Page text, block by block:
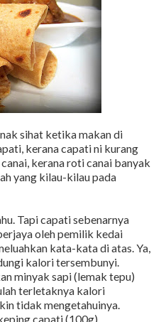
sihat ketika makan di
kerana capati ni kurang
kerana roti canai banyak
yang kilau-kilau pada
Tapi capati sebenarnya
oleh pemilik kedai
kata-kata di atas. Ya,
kalori tersembunyi.
minyak sapi (lemak tepu)
terletaknya kalori
tidak mengetahuinya.
capati (100g)